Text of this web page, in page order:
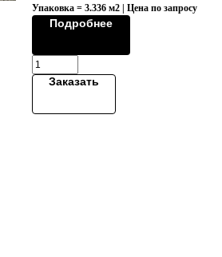
Упаковка = 3.336 м2 | Цена по запросу
Подробнее
Заказать